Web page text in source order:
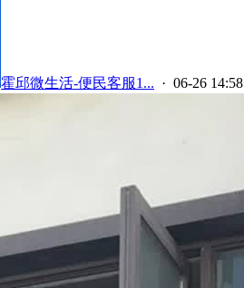
霍邱微生活-便民客服1... · 06-26 14:58